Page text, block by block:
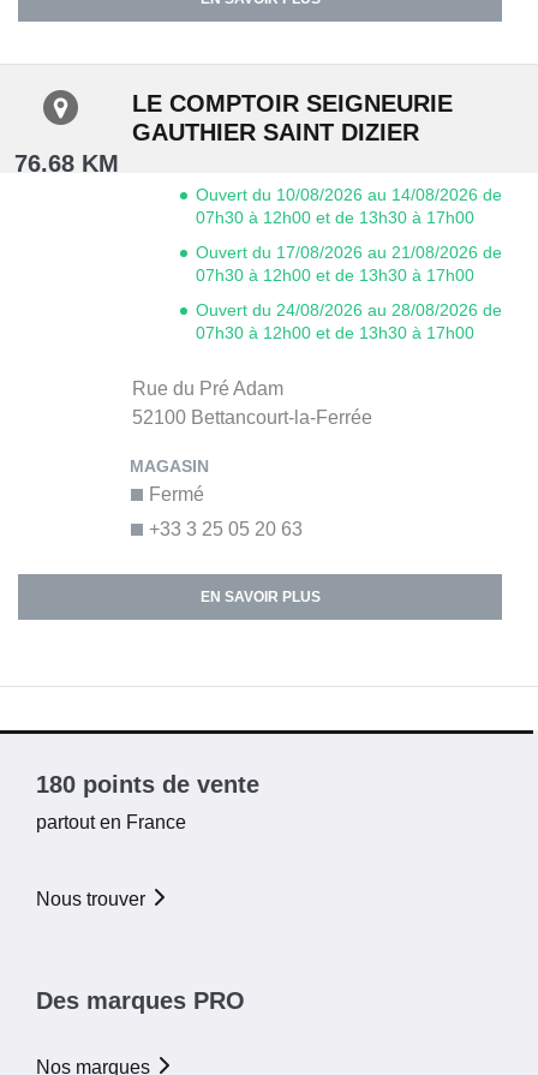
76.68 KM
LE COMPTOIR SEIGNEURIE
GAUTHIER SAINT DIZIER
Rue du Pré Adam
52100 Bettancourt-la-Ferrée
+33 3 25 05 20 63
Fermé
Ouvert du 10/08/2026 au 14/08/2026 de
07h30 à 12h00 et de 13h30 à 17h00
Ouvert du 17/08/2026 au 21/08/2026 de
07h30 à 12h00 et de 13h30 à 17h00
Ouvert du 24/08/2026 au 28/08/2026 de
07h30 à 12h00 et de 13h30 à 17h00
EN SAVOIR PLUS
180 points de vente
partout en France
Nous trouver
Des marques PRO
Nos marques